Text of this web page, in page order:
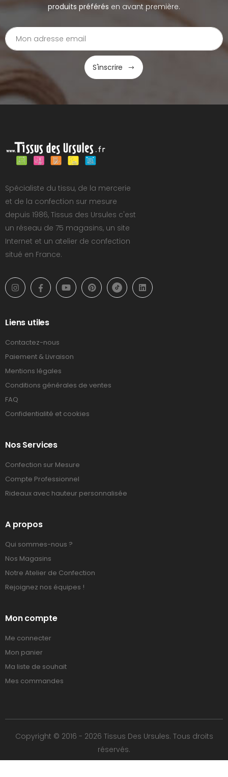
produits préférés en avant première.
S'inscrire
Spécialiste du tissu, de la mercerie
et de la confection sur mesure
depuis 1986, Tissus des Ursules c'est
un réseau de 75 magasins, un site
Internet et un atelier de confection
situé en France.
Liens utiles
Contactez-nous
Paiement & Livraison
Mentions légales
Conditions générales de ventes
FAQ
Confidentialité et cookies
Nos Services
Confection sur Mesure
Compte Professionnel
Rideaux avec hauteur personnalisée
A propos
Qui sommes-nous ?
Nos Magasins
Notre Atelier de Confection
Rejoignez nos équipes !
Mon compte
Me connecter
Mon panier
Ma liste de souhait
Mes commandes
Copyright © 2016 - 2026 Tissus Des Ursules. Tous droits
réservés.